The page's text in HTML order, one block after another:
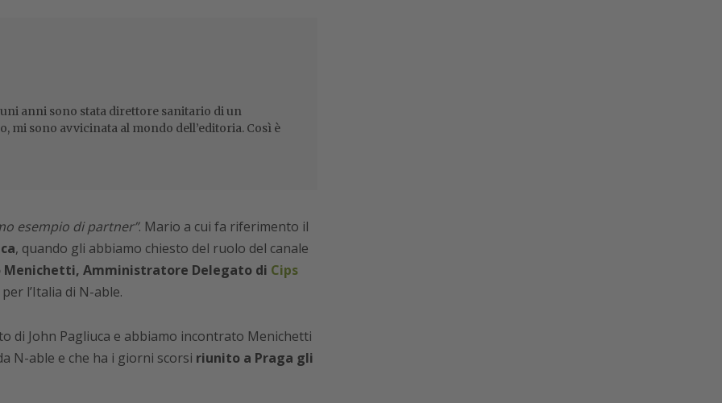
anni sono stata direttore sanitario di un
mi sono avvicinata al mondo dell’editoria. Così è
esempio di partner”. Mario a cui fa riferimento il
, quando gli abbiamo chiesto del ruolo del canale
Menichetti, Amministratore Delegato di Cips
l’Italia di N-able.
di John Pagliuca e abbiamo incontrato Menichetti
N-able e che ha i giorni scorsi riunito a Praga gli